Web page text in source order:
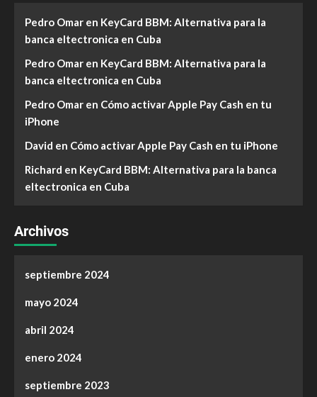
Pedro Omar en KeyCard BBM: Alternativa para la
banca eltectronica en Cuba
Pedro Omar en KeyCard BBM: Alternativa para la
banca eltectronica en Cuba
Pedro Omar en Cómo activar Apple Pay Cash en tu
iPhone
David en Cómo activar Apple Pay Cash en tu iPhone
Richard en KeyCard BBM: Alternativa para la banca
eltectronica en Cuba
Archivos
septiembre 2024
mayo 2024
abril 2024
enero 2024
septiembre 2023